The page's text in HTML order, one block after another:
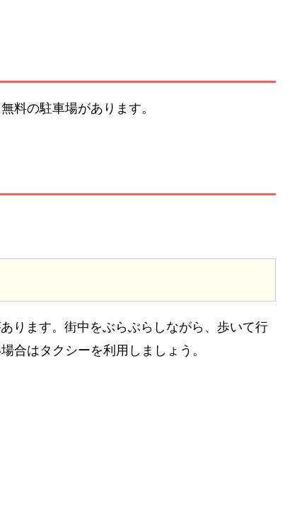
料の駐車場があります。
ります。街中をぶらぶらしながら、歩いて行
合はタクシーを利用しましょう。